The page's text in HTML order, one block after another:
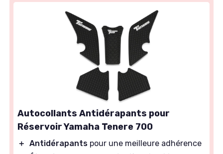
Autocollants Antidérapants pour
Réservoir Yamaha Tenere 700
＋ Antidérapants pour une meilleure adhérence